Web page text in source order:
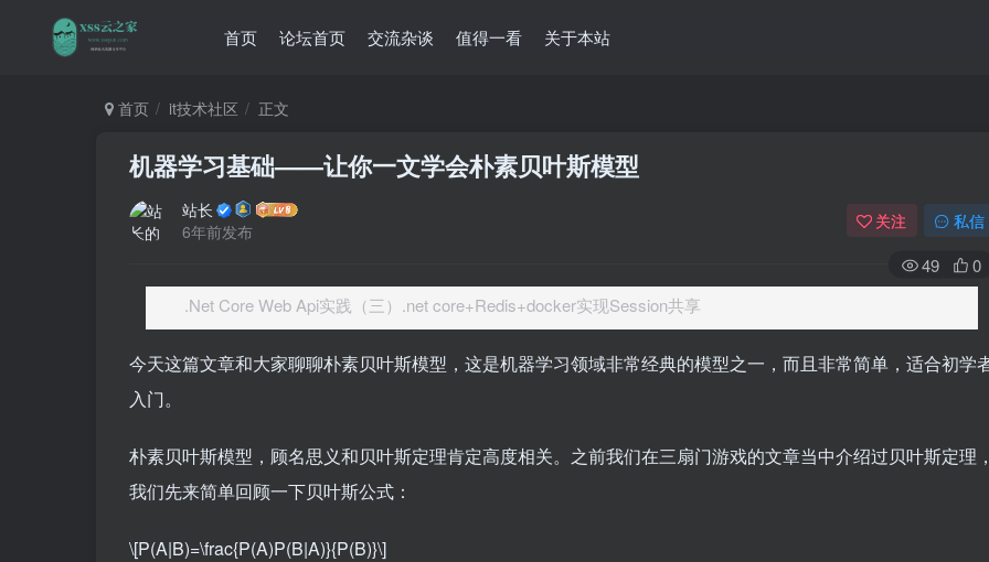
首页 论坛首页 交流杂谈 值得一看 关于本站
首页 it技术社区 正文
机器学习基础——让你一文学会朴素贝叶斯模型
站长
6年前发布
关注 私信
49
0
.Net Core Web Api实践（三）.net core+Redis+docker实现Session共享
今天这篇文章和大家聊聊朴素贝叶斯模型，这是机器学习领域非常经典的模型之一，而且非常简单，适合初学
入门。
朴素贝叶斯模型，顾名思义和贝叶斯定理肯定高度相关。之前我们在三扇门游戏的文章当中介绍过贝叶斯定理
我们先来简单回顾一下贝叶斯公式：
\[P(A|B)=\frac{P(A)P(B|A)}{P(B)}\]